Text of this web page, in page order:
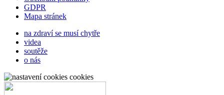
GDPR
Mapa stránek
na zdraví se musí chytře
videa
soutěže
o nás
cookies